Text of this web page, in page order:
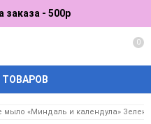
заказа - 500р
ТОВАРОВ
0
мыло «Миндаль и календула»